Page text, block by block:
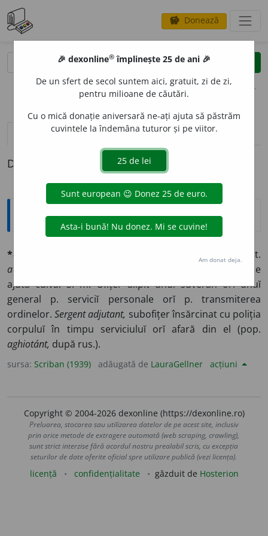
savings Donează
clear
opțiuni
definiții (1) pronunțievolume_up (1)
Definiția cu ID-ul 561689:
Explicative DEX
*adjutánt, -ă
care ajută; it.
adiutante,
). Ajutător, care
ajută cuĭva. S. m. Ofițer alipit unuĭ suveran orĭ unuĭ
general p. serviciĭ personale orĭ p. transmiterea
ordinelor.Sergent adjutant, subofițer însărcinat cu poliția
corpuluĭ în timpu serviciuluĭ orĭ afară din el (pop.
aghiotánt, după rus.).
sursa: Scriban (1939) adăugată de LauraGellner acțiuni
Copyright © 2004-2026 dexonline (https://dexonline.ro)
Preluarea, stocarea sau utilizarea datelor de pe acest site, inclusiv
prin orice metode de extragere automată (web scraping, crawling),
sunt strict interzise fără acordul nostru prealabil scris, cu excepția
seturilor de date oferite oficial spre utilizare publică (vezi licența).
licență confidențialitate găzduit de Hosterion
🎉 dexonline® împlinește 25 de ani 🎉
De un sfert de secol suntem aici, gratuit, zi de zi,
pentru milioane de căutări.
Cu o mică donație aniversară ne-ați ajuta să păstrăm
cuvintele la îndemâna tuturor și pe viitor.
Am donat deja.